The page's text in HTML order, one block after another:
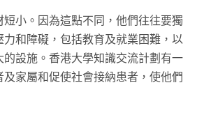
短小。因為這點不同，他們往往要獨
力和障礙，包括教育及就業困難，以
的設施。香港大學知識交流計劃有一
家屬和促使社會接納患者，使他們